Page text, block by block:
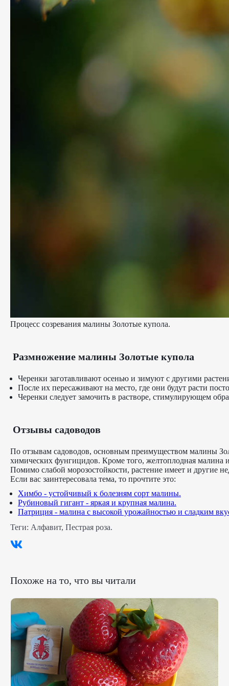
Процесс созревания малины Золотые купола.
Размножение малины Золотые купола
Черенки заготавливают осенью и зимуют с другими
После их пересаживают на место, где они будут расти
Черенки следует замочить в растворе, стимулирующем
Отзывы садоводов
По отзывам садоводов, основным преимуществом малины
химических фунгицидов. Кроме того, желтоплодная малина
Помимо слабой морозостойкости, растение имеет и другие
Если вас заинтересовала тема, то прочтите это:
Химбо - устойчивый к болезням сорт малины.
Рубиновый гигант - яркая и крупная малина.
Патриция - малина с высокой урожайностью и сладким
Теги: Алфавит, Пестрая роза.
Похоже на то, что вы читали